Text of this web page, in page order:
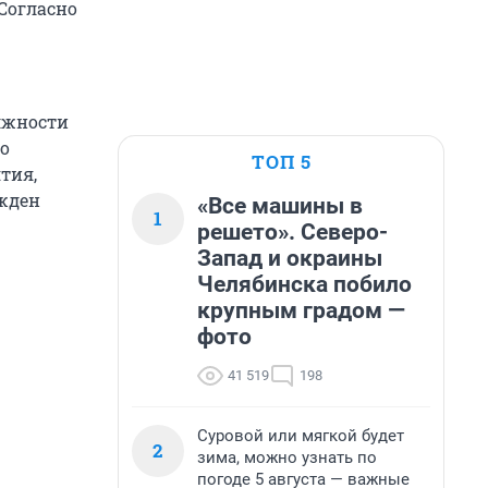
ТОП 5
1
«Все машины в
решето». Северо-
Запад и окраины
Челябинска побило
крупным градом —
фото
41 519 198
2
Суровой или мягкой будет
зима, можно узнать по
погоде 5 августа — важные